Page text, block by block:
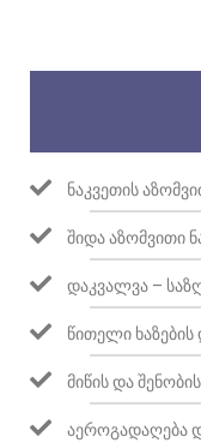
ᲜᲐᲙᲕᲔᲗᲘᲡ
ᲨᲘᲓᲐ ᲐᲖᲝᲛᲕᲘᲗᲘ
ᲓᲐᲙᲕᲐᲚᲕᲐ –
ᲬᲘᲗᲔᲚᲘ ᲮᲐᲖᲔᲑᲘᲡ
ᲛᲘᲬᲘᲡ ᲓᲐ
ᲐᲔᲠᲝᲒᲐᲓᲐᲦᲔᲑᲐ